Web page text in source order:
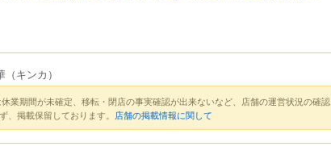
（キンカ）
休業期間が未確定、移転・閉店の事実確認が出来ないなど、店舗の運営状況の確認
、掲載保留しております。 店舗の掲載情報に関して